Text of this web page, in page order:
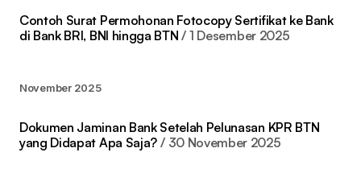
Contoh Surat Permohonan Fotocopy Sertifikat ke Bank
di Bank BRI, BNI hingga BTN
1 Desember 2025
November 2025
Dokumen Jaminan Bank Setelah Pelunasan KPR BTN
yang Didapat Apa Saja?
30 November 2025